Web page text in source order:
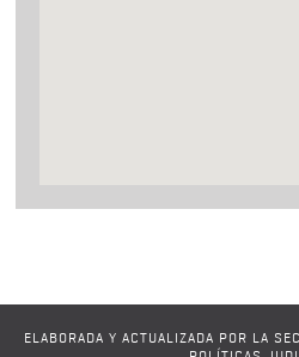
ELABORADA Y ACTUALIZADA POR LA